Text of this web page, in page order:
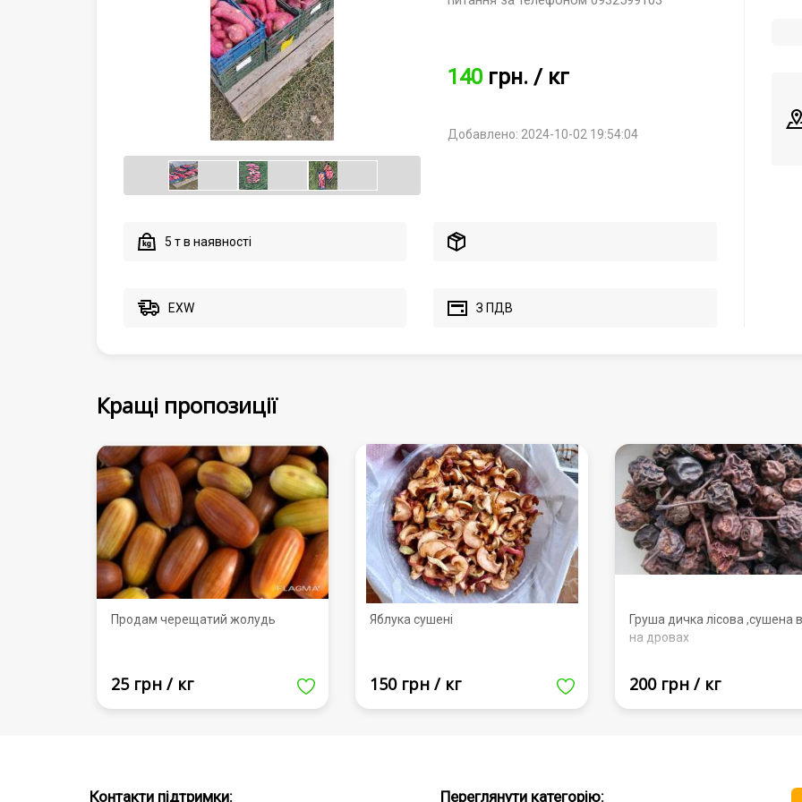
140 грн./ кг
Добавлено: 2024-10-02 19:54:04
5 т в наявності
EXW З ПДВ
Кращі пропозиції
Продам черещатий жолудь
25 грн / кг
Яблука сушені
150 грн / кг
Груша дичка лісова ,сушена
на дровах
200 грн / кг
Контакти підтримки: Переглянути категорію: